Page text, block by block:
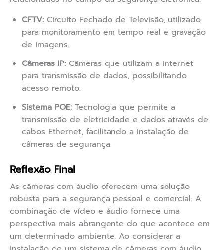
CFTV: Circuito Fechado de Televisão, utilizado
para monitoramento em tempo real e gravação
de imagens.
Câmeras IP: Câmeras que utilizam a internet
para transmissão de dados, possibilitando
acesso remoto.
Sistema POE: Tecnologia que permite a
transmissão de eletricidade e dados através de
cabos Ethernet, facilitando a instalação de
câmeras de segurança.
Reflexão Final
As câmeras com áudio oferecem uma solução
robusta para a segurança pessoal e comercial. A
combinação de vídeo e áudio fornece uma
perspectiva mais abrangente do que acontece em
um determinado ambiente. Ao considerar a